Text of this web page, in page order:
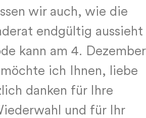
wir auch, wie die
endgültig aussieht
kann am 4. Dezember
ich Ihnen, liebe
danken für Ihre
und für Ihr